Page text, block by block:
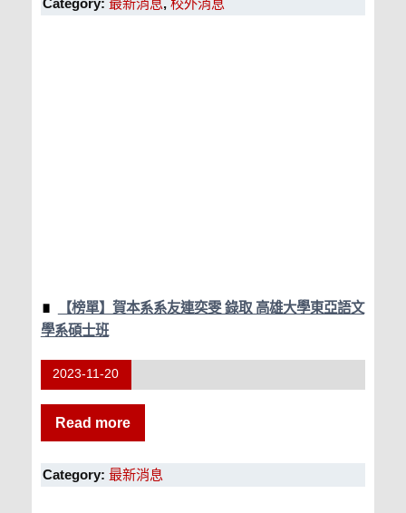
【榜單】賀本系系友連奕雯 錄取 高雄大學東亞語文
學系碩士班
2023-11-20
Read more
Category: 最新消息